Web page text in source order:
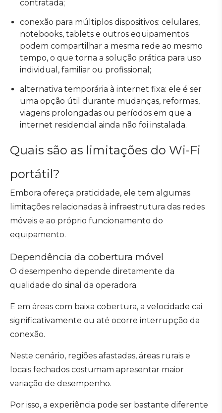
contratada;
conexão para múltiplos dispositivos: celulares,
notebooks, tablets e outros equipamentos
podem compartilhar a mesma rede ao mesmo
tempo, o que torna a solução prática para uso
individual, familiar ou profissional;
alternativa temporária à internet fixa: ele é ser
uma opção útil durante mudanças, reformas,
viagens prolongadas ou períodos em que a
internet residencial ainda não foi instalada.
Quais são as limitações do Wi-Fi
portátil?
Embora ofereça praticidade, ele tem algumas
limitações relacionadas à infraestrutura das redes
móveis e ao próprio funcionamento do
equipamento.
Dependência da cobertura móvel
O desempenho depende diretamente da
qualidade do sinal da operadora.
E em áreas com baixa cobertura, a velocidade cai
significativamente ou até ocorre interrupção da
conexão.
Neste cenário, regiões afastadas, áreas rurais e
locais fechados costumam apresentar maior
variação de desempenho.
Por isso, a experiência pode ser bastante diferente